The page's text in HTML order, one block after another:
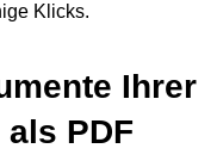
Klicks.
Ihrer
PDF